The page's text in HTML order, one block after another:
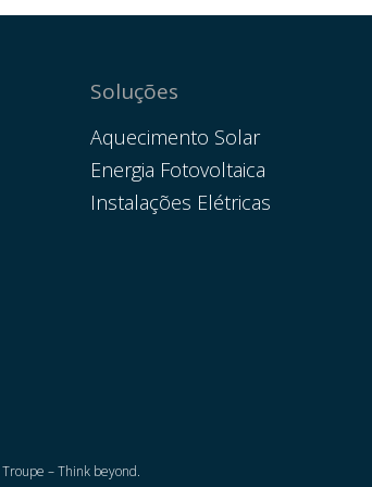
Soluções
Aquecimento Solar
Energia Fotovoltaica
Instalações Elétricas
Troupe – Think beyond.